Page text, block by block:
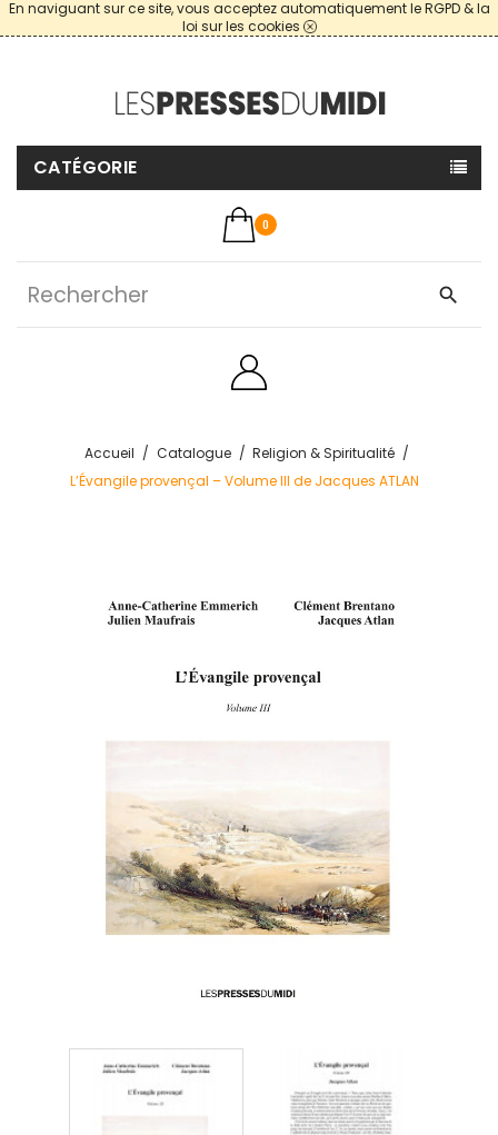
En naviguant sur ce site, vous acceptez automatiquement le RGPD & la
loi sur les cookies
CATÉGORIE
0
search
Accueil Catalogue
Religion & Spiritualité
L’Évangile provençal – Volume III de Jacques ATLAN